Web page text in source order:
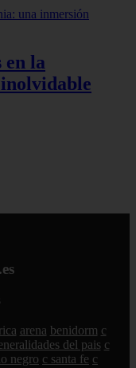
en la
arena benidorm c
del pais c
negro c santa fe c